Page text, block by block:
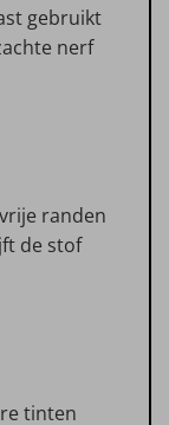
gebruikt
nerf
randen
de stof
tinten